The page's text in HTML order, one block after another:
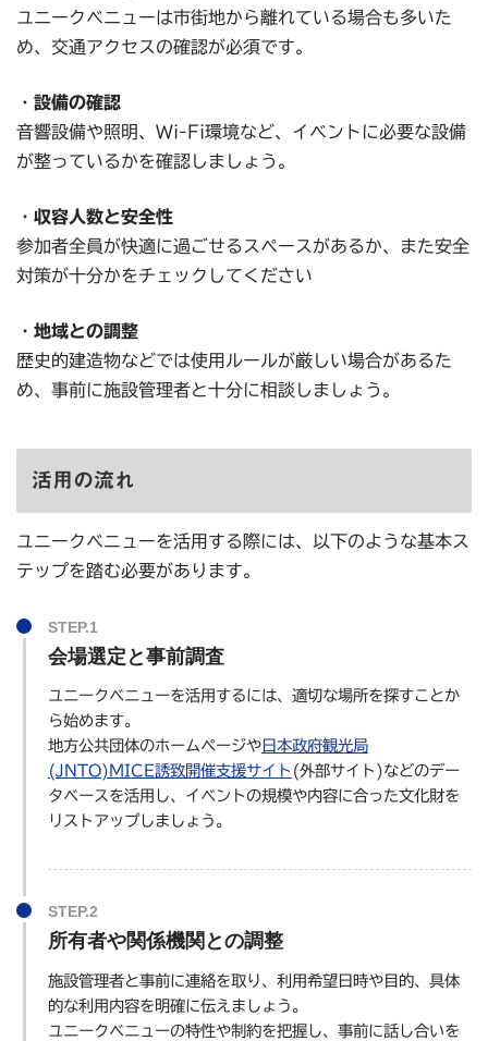
ユニークベニューは市街地から離れている場合も多いた
め、交通アクセスの確認が必須です。
・ 設備の確認
音響設備や照明、Wi-Fi環境など、イベントに必要な設備
が整っているかを確認しましょう。
・ 収容人数と安全性
参加者全員が快適に過ごせるスペースがあるか、また安全
対策が十分かをチェックしてください
・ 地域との調整
歴史的建造物などでは使用ルールが厳しい場合があるた
め、事前に施設管理者と十分に相談しましょう。
活用の流れ
ユニークベニューを活用する際には、以下のような基本ス
テップを踏む必要があります。
会場選定と事前調査
ユニークベニューを活用するには、適切な場所を探すことか
ら始めます。
地方公共団体のホームページや日本政府観光局
(JNTO)MICE誘致開催支援サイト (外部サイト)などのデー
タベースを活用し、イベントの規模や内容に合った文化財を
リストアップしましょう。
所有者や関係機関との調整
施設管理者と事前に連絡を取り、利用希望日時や目的、具体
的な利用内容を明確に伝えましょう。
ユニークベニューの特性や制約を把握し、事前に話し合いを